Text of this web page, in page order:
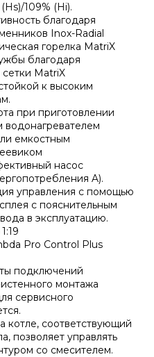
Protherm
Baxi
котлы Baxi
котлы Baxi
(Hs)/109% (Hi).
благодаря
Inox-Radial
горелка MatriX
благодаря
MatriX
к высоким
при приготовлении
емкостным
насос
A).
управления с помощью
с пояснительным
в эксплуатацию.
Pro Control Plus
подключений
монтажа
сервисного
котле, соответствующий
позволяет управлять
со смесителем.